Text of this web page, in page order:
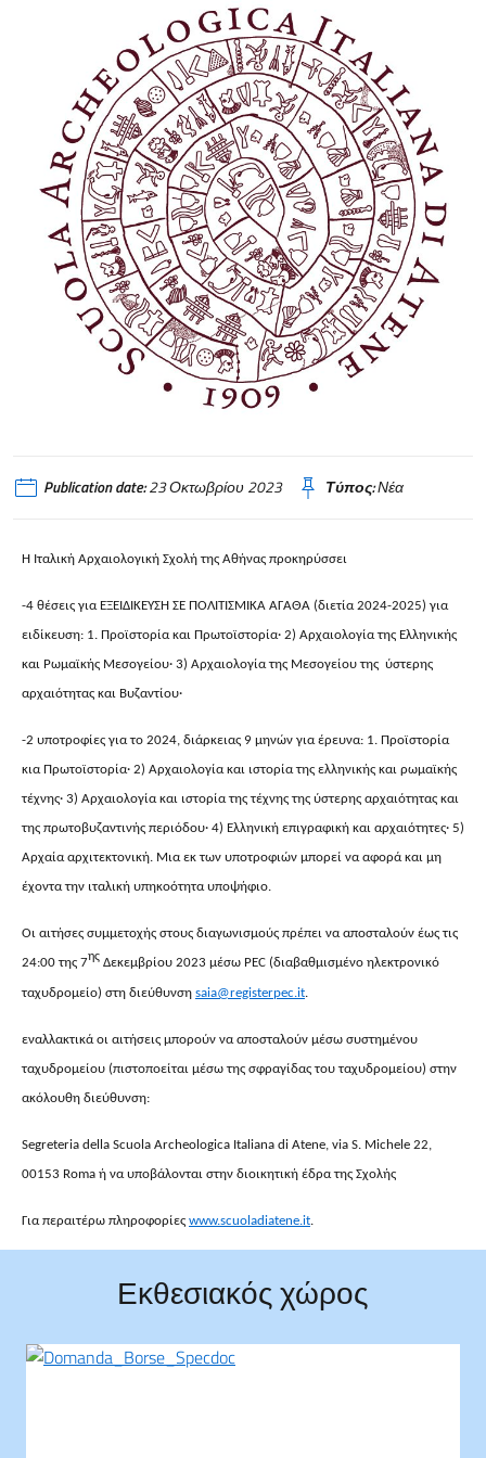
Publication date:23 Οκτωβρίου 2023 Τύπος:Νέα
Η Ιταλική Αρχαιολογική Σχολή της Αθήνας προκηρύσσει
-4 θέσεις για ΕΞΕΙΔΙΚΕΥΣΗ ΣE ΠΟΛΙΤΙΣΜΙΚΑ ΑΓΑΘΑ (διετία 2024-2025) για
ειδίκευση: 1. Προϊστορία και Πρωτοϊστορία· 2) Αρχαιολογία της Ελληνικής
και Ρωμαϊκής Μεσογείου· 3) Αρχαιολογία της Μεσογείου της ύστερης
αρχαιότητας και Βυζαντίου·
-2 υποτροφίες για το 2024, διάρκειας 9 μηνών για έρευνα: 1. Προϊστορία
κια Πρωτοϊστορία· 2) Αρχαιολογία και ιστορία της ελληνικής και ρωμαϊκής
τέχνης· 3) Αρχαιολογία και ιστορία της τέχνης της ύστερης αρχαιότητας και
της πρωτοβυζαντινής περιόδου· 4) Ελληνική επιγραφική και αρχαιότητες· 5)
Αρχαία αρχιτεκτονική. Μια εκ των υποτροφιών μπορεί να αφορά και μη
έχοντα την ιταλική υπηκοότητα υποψήφιο.
Οι αιτήσες συμμετοχής στους διαγωνισμούς πρέπει να αποσταλούν έως τις
24:00 της 7ης Δεκεμβρίου 2023 μέσω PEC (διαβαθμισμένο ηλεκτρονικό
ταχυδρομείο) στη διεύθυνση saia@registerpec.it.
εναλλακτικά οι αιτήσεις μπορούν να αποσταλούν μέσω συστημένου
ταχυδρομείου (πιστοποείται μέσω της σφραγίδας του ταχυδρομείου) στην
ακόλουθη διεύθυνση:
Segreteria della Scuola Archeologica Italiana di Atene, via S. Michele 22,
00153 Roma ή να υποβάλονται στην διοικητική έδρα της Σχολής
Για περαιτέρω πληροφορίες www.scuoladiatene.it.
Εκθεσιακός χώρος